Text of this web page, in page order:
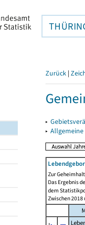
Zurück |
▸
▸
Zur
Das Ergebnis
dem
Zwischen